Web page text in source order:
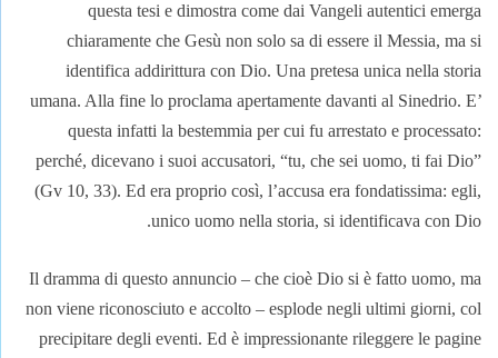
questa tesi e dimostra come dai Vangeli autentici emerga
chiaramente che Gesù non solo sa di essere il Messia, ma si
identifica addirittura con Dio. Una pretesa unica nella storia
umana. Alla fine lo proclama apertamente davanti al Sinedrio. E’
questa infatti la bestemmia per cui fu arrestato e processato:
perché, dicevano i suoi accusatori, “tu, che sei uomo, ti fai Dio”
(Gv 10, 33). Ed era proprio così, l’accusa era fondatissima: egli,
unico uomo nella storia, si identificava con Dio.
Il dramma di questo annuncio – che cioè Dio si è fatto uomo, ma
non viene riconosciuto e accolto – esplode negli ultimi giorni, col
precipitare degli eventi. Ed è impressionante rileggere le pagine